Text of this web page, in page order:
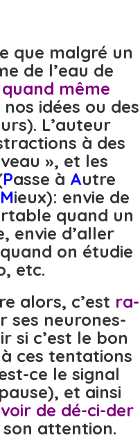
que malgré un
de l’eau de
quand même
idées ou des
L’auteur
à des
», et les
Passe à Autre
Mieux): envie de
quand un
envie d’aller
on étudie
etc.
alors, c’est ra-
ses neurones-
si c’est le bon
ces tentations
ce le signal
et ainsi
de dé-ci-der
attention.